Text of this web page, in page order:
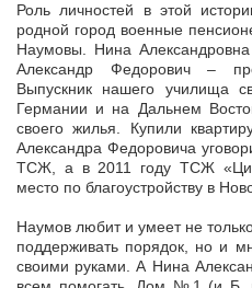
Роль личностей в этой
родной город военные
Наумовы. Нина
Александр Федорович –
Выпускник нашего училища
Германии и на Дальнем
своего жилья. Купили
Александра Федоровича
ТСЖ, а в 2011 году ТСЖ
место по благоустройству в
Наумов любит и умеет не
поддерживать порядок, но и
своими руками. А Нина